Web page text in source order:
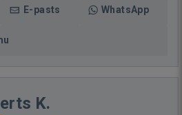
E-pasts WhatsApp
K.